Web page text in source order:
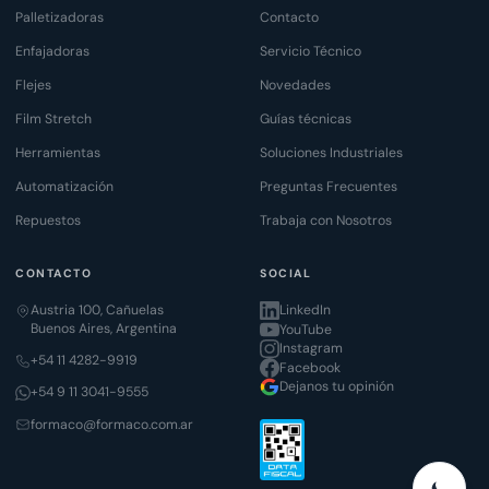
Palletizadoras
Enfajadoras
Flejes
Film Stretch
Herramientas
Automatización
Repuestos
Contacto
Servicio Técnico
Novedades
Guías técnicas
Soluciones Industriales
Preguntas Frecuentes
Trabaja con Nosotros
CONTACTO
Austria 100, Cañuelas
Buenos Aires, Argentina
+54 11 4282-9919
+54 9 11 3041-9555
formaco@formaco.com.ar
SOCIAL
LinkedIn
YouTube
Instagram
Facebook
Dejanos tu opinión